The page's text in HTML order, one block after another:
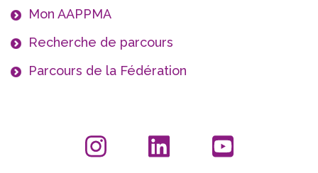
Mon AAPPMA
Recherche de parcours
Parcours de la Fédération